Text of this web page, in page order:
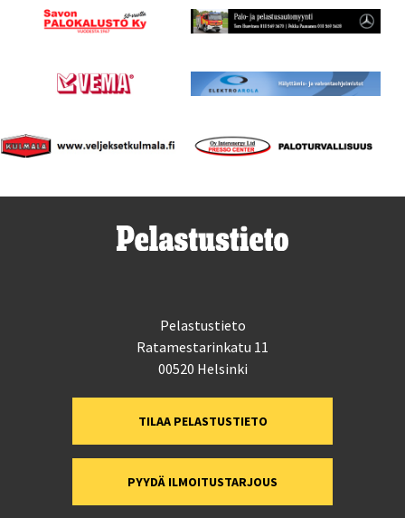
Pelastustieto
Ratamestarinkatu 11
00520 Helsinki
TILAA PELASTUSTIETO
PYYDÄ ILMOITUSTARJOUS